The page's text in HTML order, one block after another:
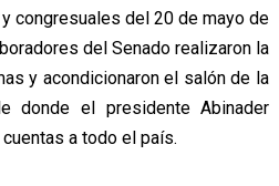
congresuales del 20 de mayo de
del Senado realizaron la
y acondicionaron el salón de la
donde el presidente Abinader
a todo el país.